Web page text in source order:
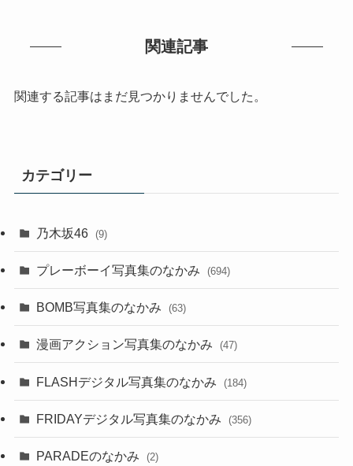
関連記事
関連する記事はまだ見つかりませんでした。
カテゴリー
乃木坂46 (9)
プレーボーイ写真集のなかみ (694)
BOMB写真集のなかみ (63)
漫画アクション写真集のなかみ (47)
FLASHデジタル写真集のなかみ (184)
FRIDAYデジタル写真集のなかみ (356)
PARADEのなかみ (2)